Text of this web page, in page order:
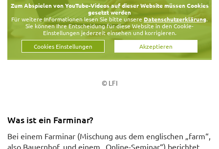
Zum Abspielen von YouTube-Videos auf dieser Website müssen Cookies
gesetzt werden
Für weitere Informationen lesen Sie bitte unsereDatenschutzerklärung.
Sie können Ihre Entscheidung für diese Website in den Cookie-
Einstellungen jederzeit einsehen und korrigieren.
Akzeptieren
Cookies Einstellungen
© LFI
Was ist ein Farminar?
Bei einem Farminar (Mischung aus dem englischen „farm“,
also Bauernhof, und einem „Online-Seminar“) berichtet